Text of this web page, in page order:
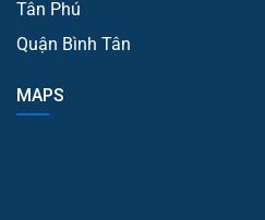
Tân Phú
Quận Bình Tân
MAPS